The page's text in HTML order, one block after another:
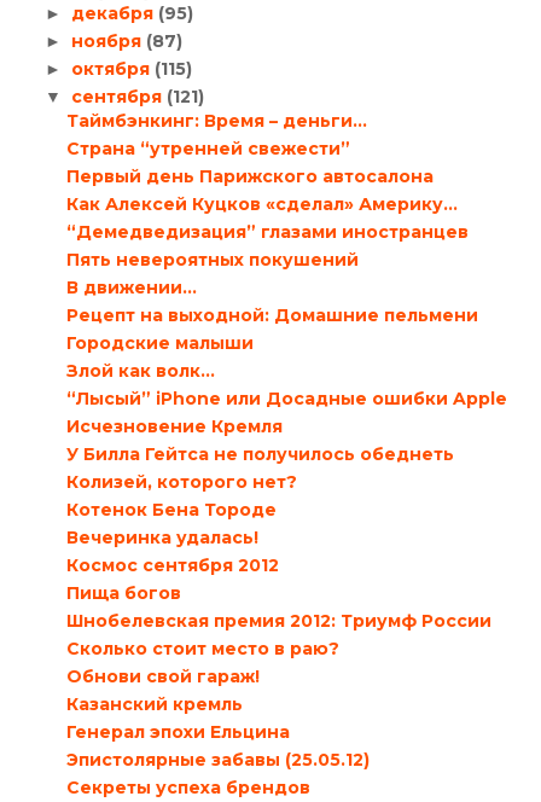
► декабря (95)
► ноября (87)
► октября (115)
▼ сентября (121)
Таймбэнкинг: Время – деньги…
Страна “утренней свежести”
Первый день Парижского автосалона
Как Алексей Куцков «сделал» Америку…
“Демедведизация” глазами иностранцев
Пять невероятных покушений
В движении…
Рецепт на выходной: Домашние пельмени
Городские малыши
Злой как волк…
“Лысый” iPhone или Досадные ошибки Apple
Исчезновение Кремля
У Билла Гейтса не получилось обеднеть
Колизей, которого нет?
Котенок Бена Тороде
Вечеринка удалась!
Космос сентября 2012
Пища богов
Шнобелевская премия 2012: Триумф России
Сколько стоит место в раю?
Обнови свой гараж!
Казанский кремль
Генерал эпохи Ельцина
Эпистолярные забавы (25.05.12)
Секреты успеха брендов